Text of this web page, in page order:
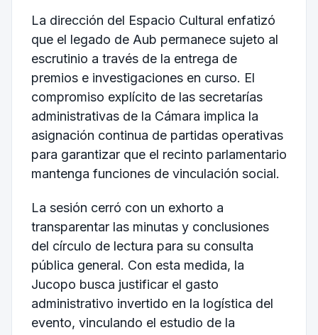
La dirección del Espacio Cultural enfatizó
que el legado de Aub permanece sujeto al
escrutinio a través de la entrega de
premios e investigaciones en curso. El
compromiso explícito de las secretarías
administrativas de la Cámara implica la
asignación continua de partidas operativas
para garantizar que el recinto parlamentario
mantenga funciones de vinculación social.
La sesión cerró con un exhorto a
transparentar las minutas y conclusiones
del círculo de lectura para su consulta
pública general. Con esta medida, la
Jucopo busca justificar el gasto
administrativo invertido en la logística del
evento, vinculando el estudio de la